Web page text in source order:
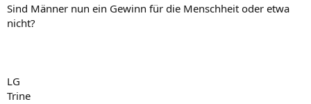
Sind Männer nun ein Gewinn für die Menschheit oder etwa
nicht?
LG
Trine